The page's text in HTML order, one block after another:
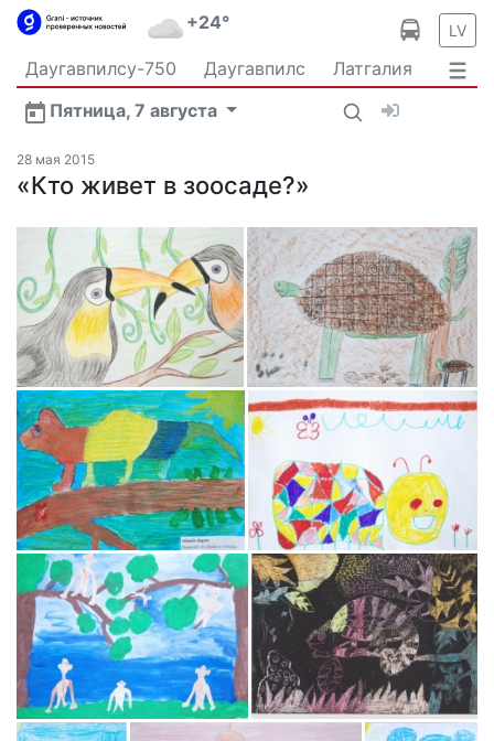
+24° LV
Даугавпилсу-750 Даугавпилс
Латгалия
Латвия
Политика Происшествия
Спорт
Общество
Пятница, 7 августа
Новости Даугавпилса
Транспорт
В мире
Рыбалка и охота
28 мая 2015
«Кто живет в зоосаде?»